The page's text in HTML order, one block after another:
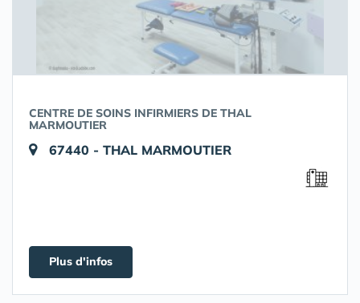
CENTRE DE SOINS INFIRMIERS DE THAL
MARMOUTIER
67440 - THAL MARMOUTIER
Plus d'infos